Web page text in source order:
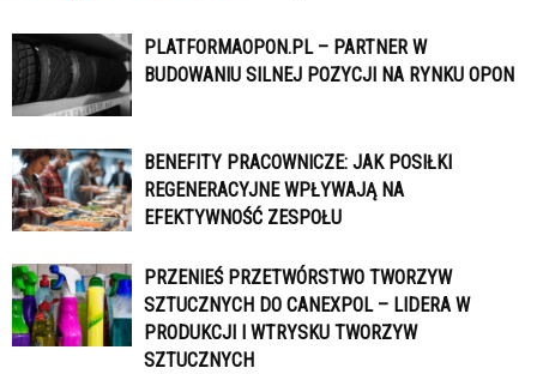
PLATFORMAOPON.PL – PARTNER W
BUDOWANIU SILNEJ POZYCJI NA RYNKU OPON
BENEFITY PRACOWNICZE: JAK POSIŁKI
REGENERACYJNE WPŁYWAJĄ NA
EFEKTYWNOŚĆ ZESPOŁU
PRZENIEŚ PRZETWÓRSTWO TWORZYW
SZTUCZNYCH DO CANEXPOL – LIDERA W
PRODUKCJI I WTRYSKU TWORZYW
SZTUCZNYCH